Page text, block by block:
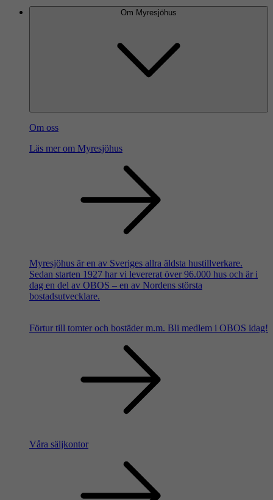
Om Myresjöhus
Om oss
Läs mer om Myresjöhus
Myresjöhus är en av Sveriges allra äldsta hustillverkare.
Sedan starten 1927 har vi levererat över 96.000 hus och är i
dag en del av OBOS – en av Nordens största
bostadsutvecklare.
Förtur till tomter och bostäder m.m. Bli medlem i OBOS idag!
Våra säljkontor